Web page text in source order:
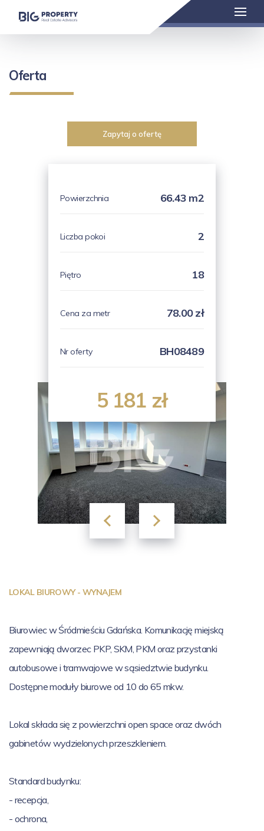
Oferta
Zapytaj o ofertę
Powierzchnia 66.43 m2
Liczba pokoi 2
Piętro 18
Cena za metr 78.00 zł
Nr oferty BH08489
5 181 zł
LOKAL BIUROWY - WYNAJEM
Biurowiec w Śródmieściu Gdańska. Komunikację miejską
zapewniają dworzec PKP, SKM, PKM oraz przystanki
autobusowe i tramwajowe w sąsiedztwie budynku.
Dostępne moduły biurowe od 10 do 65 mkw.
Lokal składa się z powierzchni open space oraz dwóch
gabinetów wydzielonych przeszkleniem.
Standard budynku:
- recepcja,
- ochrona,